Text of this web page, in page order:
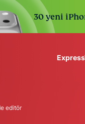
30 yeni
to deploy, simple to
editör